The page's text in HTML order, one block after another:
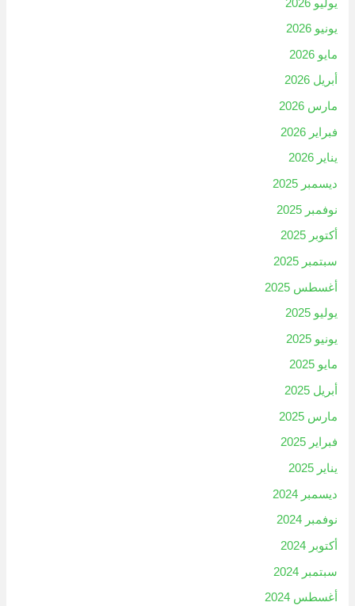
يوليو 2026
يونيو 2026
مايو 2026
أبريل 2026
مارس 2026
فبراير 2026
يناير 2026
ديسمبر 2025
نوفمبر 2025
أكتوبر 2025
سبتمبر 2025
أغسطس 2025
يوليو 2025
يونيو 2025
مايو 2025
أبريل 2025
مارس 2025
فبراير 2025
يناير 2025
ديسمبر 2024
نوفمبر 2024
أكتوبر 2024
سبتمبر 2024
أغسطس 2024